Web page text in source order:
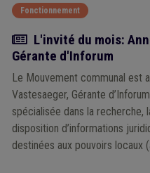
commission de recours pour
Fonctionnement
Article
L'invité du mois:
Gérante d'Inforum
Le Mouvement communal est
Vastesaeger, Gérante
spécialisée dans la recherche,
disposition d’informations
destinées aux pouvoirs locaux
CPAS, zones de police,